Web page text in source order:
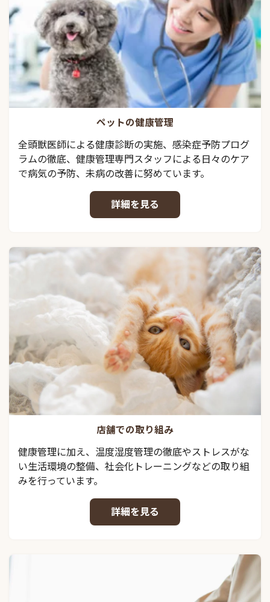
ペットの健康管理
全頭獣医師による健康診断の実施、感染症予防プログ
ラムの徹底、健康管理専門スタッフによる日々のケア
で病気の予防、未病の改善に努めています。
詳細を見る
店舗での取り組み
健康管理に加え、温度湿度管理の徹底やストレスがな
い生活環境の整備、社会化トレーニングなどの取り組
みを行っています。
詳細を見る